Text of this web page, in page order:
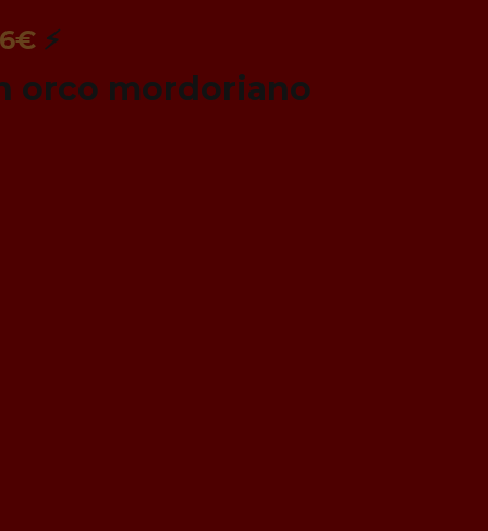
⚡
orco mordoriano